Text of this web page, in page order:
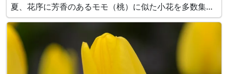
夏、花序に芳香のあるモモ（桃）に似た小花を多数集め
て咲かせます。タケ（竹）に似た葉は、緑色で細長く光
沢があり輪生に付きます。公害に耐えるので街路樹とし
て植栽されてい